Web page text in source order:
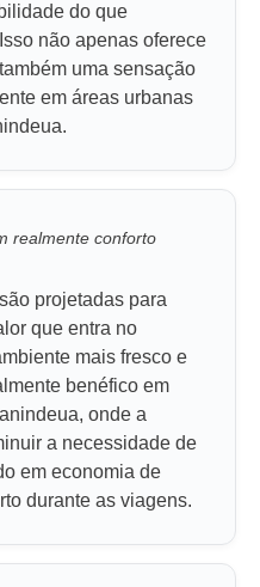
do que
não apenas oferece
uma sensação
em áreas urbanas
realmente conforto
projetadas para
que entra no
mais fresco e
benéfico em
onde a
a necessidade de
em economia de
durante as viagens.